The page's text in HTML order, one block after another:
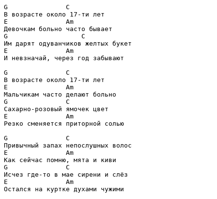
G               C
E               Am
G                   C
E               Am
И невзначай, через год забывают
G               C
E               Am
G               C
E               Am
Резко сменяется приторной солью
G               C
E               Am
G               C
E               Am
Остался на куртке духами чужими